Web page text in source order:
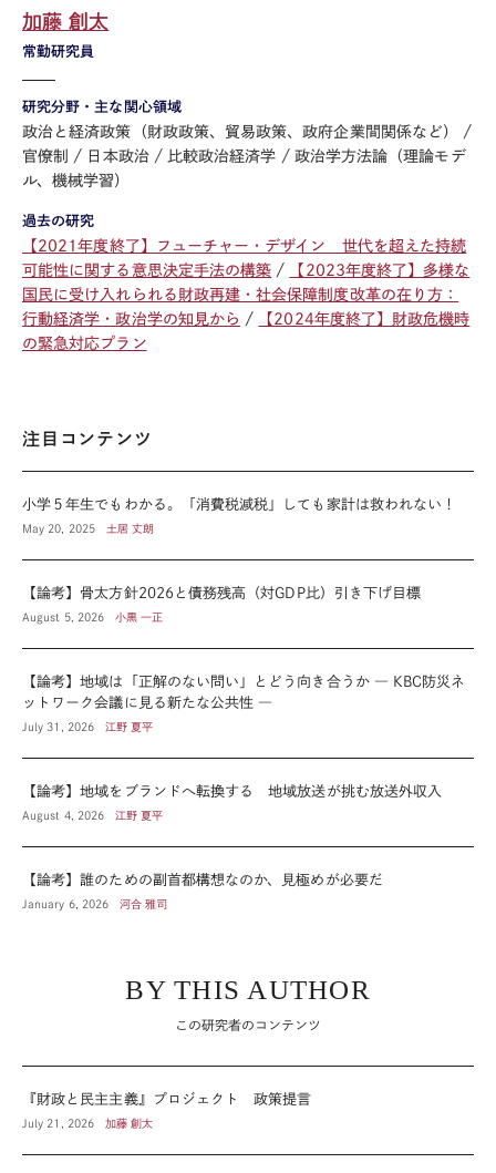
常勤研究員
加藤 創太
研究分野・主な関心領域
政治と経済政策（財政政策、貿易政策、政府企業間関係など）
官僚制
日本政治 比較政治経済学
政治学方法論（理論モデ
ル、機械学習）
過去の研究
【2021年度終了】フューチャー・デザイン 世代を超えた持続
可能性に関する意思決定手法の構築
【2023年度終了】多様な
国民に受け入れられる財政再建・社会保障制度改革の在り方：
行動経済学・政治学の知見から
【2024年度終了】財政危機時
の緊急対応プラン
注目コンテンツ
小学５年生でもわかる。「消費税減税」しても家計は救われない！
May 20, 2025 土居 丈朗
【論考】骨太方針2026と債務残高（対GDP比）引き下げ目標
August 5, 2026 小黒 一正
【論考】地域は「正解のない問い」とどう向き合うか ― KBC防災ネ
ットワーク会議に見る新たな公共性 ―
July 31, 2026 江野 夏平
【論考】地域をブランドへ転換する 地域放送が挑む放送外収入
August 4, 2026 江野 夏平
【論考】誰のための副首都構想なのか、見極めが必要だ
January 6, 2026 河合 雅司
BY THIS AUTHOR
この研究者のコンテンツ
『財政と民主主義』プロジェクト 政策提言
July 21, 2026 加藤 創太